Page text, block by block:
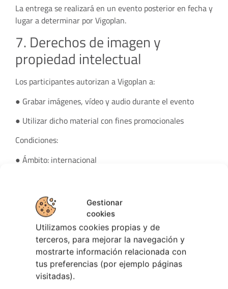
Gestionar
cookies
Utilizamos cookies propias y de
terceros, para mejorar la navegación y
mostrarte información relacionada con
tus preferencias (por ejemplo páginas
visitadas).
La entrega se realizará en un evento posterior en fecha y
lugar a determinar por Vigoplan.
7. Derechos de imagen y
propiedad intelectual
Los participantes autorizan a Vigoplan a:
● Grabar imágenes, vídeo y audio durante el evento
● Utilizar dicho material con fines promocionales
Condiciones:
● Ámbito: internacional
● Medios: redes sociales, web y soportes promocionales
8. Descalificación
Vigoplan podrá excluir a participantes que:
● Incurran en fraude en las votaciones
● Incumplan las normas del evento